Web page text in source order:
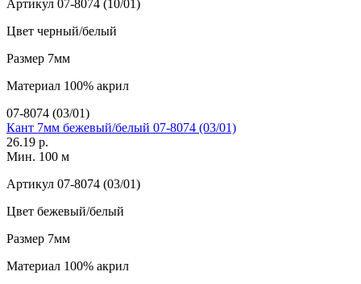
Артикул 07-8074 (10/01)
Цвет черный/белый
Размер 7мм
Материал 100% акрил
07-8074 (03/01)
Кант 7мм бежевый/белый 07-8074 (03/01)
26.19 р.
Мин. 100 м
Артикул 07-8074 (03/01)
Цвет бежевый/белый
Размер 7мм
Материал 100% акрил